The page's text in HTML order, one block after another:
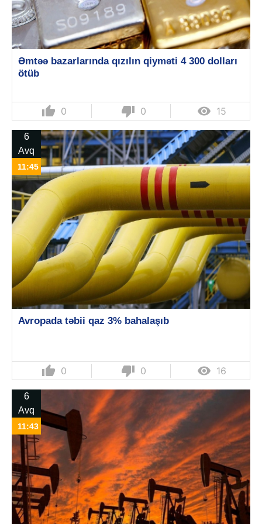
Əmtəə bazarlarında qızılın qiyməti 4 300 dolları
ötüb
thumb_up 0 thumb_down 0  15
6
Avq
11:45
Avropada təbii qaz 3% bahalaşıb
thumb_up 0 thumb_down 0  16
6
Avq
11:43